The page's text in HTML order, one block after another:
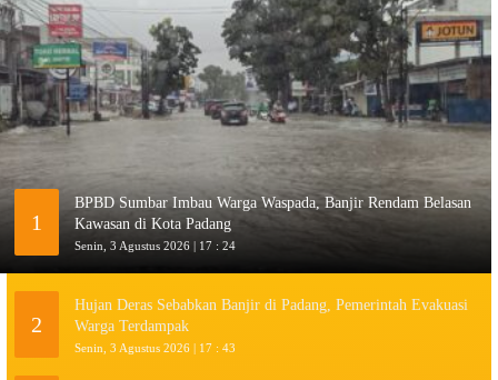
1
BPBD Sumbar Imbau Warga Waspada, Banjir Rendam Belasan
Kawasan di Kota Padang
Senin, 3 Agustus 2026 | 17 : 24
2
Hujan Deras Sebabkan Banjir di Padang, Pemerintah Evakuasi
Warga Terdampak
Senin, 3 Agustus 2026 | 17 : 43